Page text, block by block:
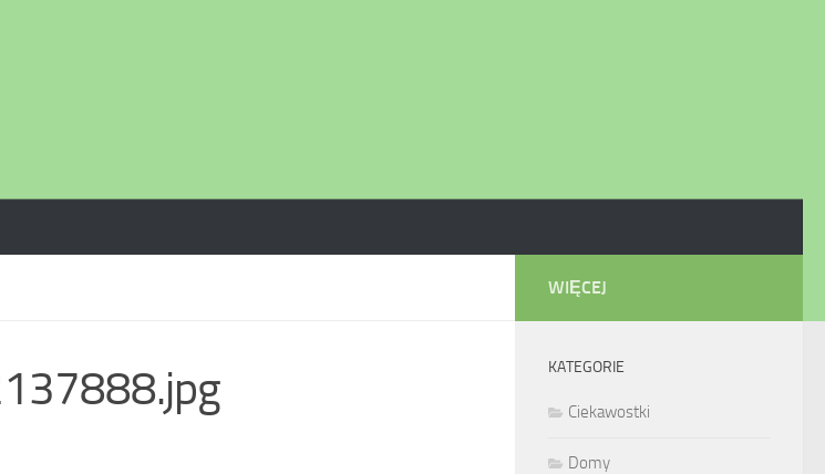
WIĘCEJ
KATEGORIE
Ciekawostki
Domy